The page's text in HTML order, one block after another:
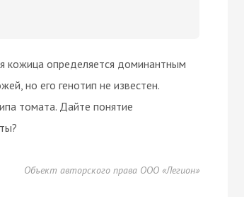
кожица определяется доминантным
но его генотип не известен.
томата. Дайте понятие
Объект авторского права ООО «Легион»